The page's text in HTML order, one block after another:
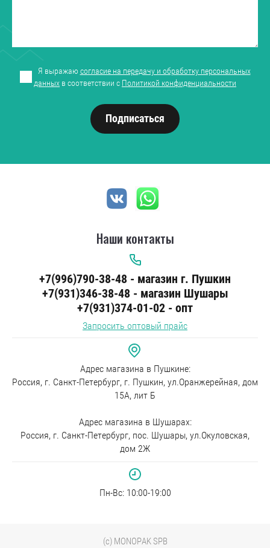
Я выражаюсогласие на передачу и обработку персональных
данных в соответствии с Политикой конфиденциальности
Подписаться
Наши контакты
+7(996)790-38-48 - магазин г. Пушкин
+7(931)346-38-48 - магазин Шушары
+7(931)374-01-02 - опт
Запросить оптовый прайс
Адрес магазина в Пушкине:
Россия, г. Санкт-Петербург, г. Пушкин, ул.Оранжерейная, дом
15А, лит Б
Адрес магазина в Шушарах:
Россия, г. Санкт-Петербург, пос. Шушары, ул.Окуловская,
дом 2Ж
Пн-Вc: 10:00-19:00
(c) MONOPAK SPB